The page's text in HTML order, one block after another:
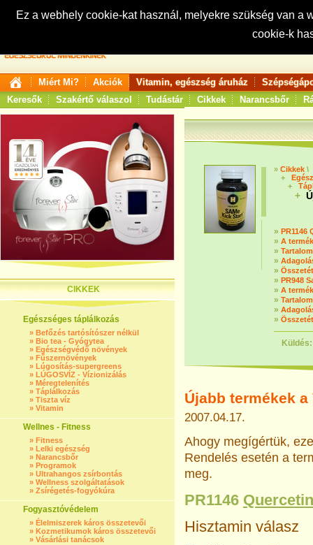
Ez a webhely cookie-kat használ, melyekre szükség van
cookie-k
Keresés:
Miért Mi? Akciók Vitamin, egészség áruház
Keresők
Szakértő válaszol Tudástár Cikkek Narancsbőr
CIKKEK
Egészséges táplálkozás
» Befőzés tartósítószer nélkül
» Bio tea - Gyógytea
» Egészségvédő növények
» Fűszernövények
» Lúgosítás-supergreens
» LÚGOSVÍZ - Vízionizálás
» Méregtelenítés
» Táplálkozás
» Tiszta víz
» Vitamin
Wellnes - Fitness
» Fitness
» Lelki egészség
» Narancsbőr
» Programok
» Ultrahangos zsírbontás
» Wellness szolgáltatások
» Zsírégetés-fogyókúra
Fogyasztóvédelem
» Élelmiszerek káros összetevői
» Kozmetikumok káros összetevői
» Vásárlási tanácsok
» Cikkek \
+
+
+
» PR1146
» A
»
»
»
» PR948
» A
»
»
»
Küldés:
Újabb termékek
2007.04.17.
Ahogy megígértük,
Rendelés esetén a
meg.
PR1146 Quercetin
Hisztamin válasz